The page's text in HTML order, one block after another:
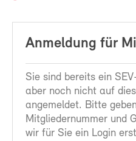
Anmeldung für
Sie sind bereits ein
aber noch nicht auf
angemeldet. Bitte
Mitgliedernummer und
wir für Sie ein Login